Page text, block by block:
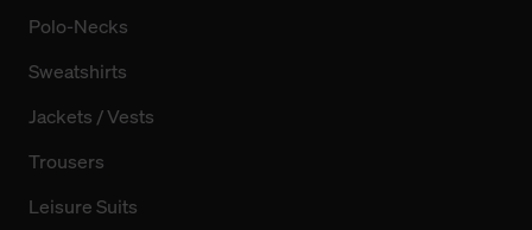
Polo-Necks
Sweatshirts
Jackets / Vests
Trousers
Leisure Suits